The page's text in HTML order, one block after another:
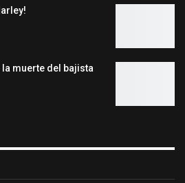
muerte del bajista